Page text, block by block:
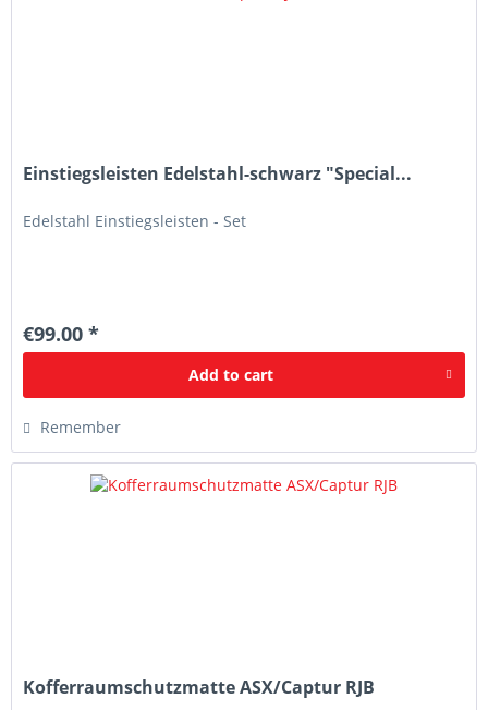
Einstiegsleisten Edelstahl-schwarz "Special...
Edelstahl Einstiegsleisten - Set
€99.00 *
Add to cart
Remember
Kofferraumschutzmatte ASX/Captur RJB